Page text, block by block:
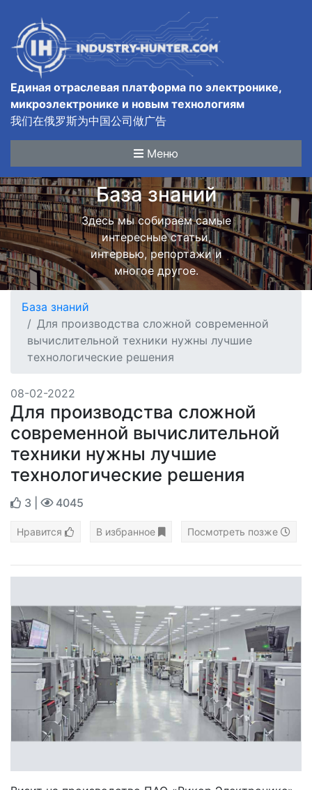
Единая отраслевая платформа по электронике,
микроэлектронике и новым технологиям
我们在俄罗斯为中国公司做广告
Меню
База знаний
Здесь мы собираем самые
интересные статьи,
интервью, репортажи и
многое другое.
База знаний
Для производства сложной современной
вычислительной техники нужны лучшие
технологические решения
08-02-2022
Для производства сложной
современной вычислительной
техники нужны лучшие
технологические решения
3 4045
Нравится В избранное Посмотреть позже